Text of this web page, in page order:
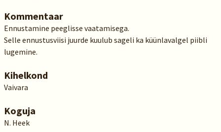
Kommentaar
Ennustamine peeglisse vaatamisega.
Selle ennustusviisi juurde kuulub sageli ka küünlavalgel piibli
lugemine.
Kihelkond
Vaivara
Koguja
N. Heek